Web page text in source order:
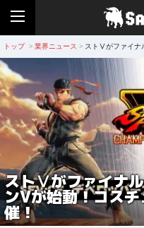
トップ > 業界ニュース > ストⅤがファイナ
ストⅤがファイナ
ンVが始動！コス
催！